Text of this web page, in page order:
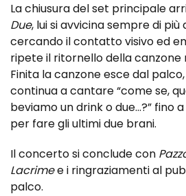
La chiusura del set principale
Due, lui si avvicina sempre di
cercando il contatto visivo ed
ripete il ritornello della canzone
Finita la canzone esce dal
continua a cantare “come se,
beviamo un drink o due…?” fino
per fare gli ultimi due brani.
Il concerto si conclude con
Lacrimee i ringraziamenti al
palco.